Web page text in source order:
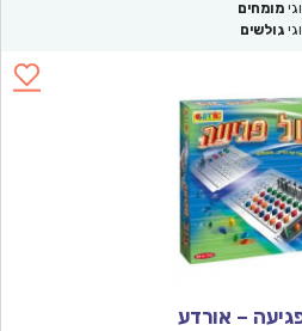
מומחים
גולשים
– אורדע